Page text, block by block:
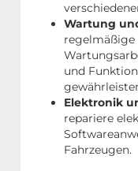
Wartung
regelmäßige
und
Elektronik
repariere
Fahrzeugen.